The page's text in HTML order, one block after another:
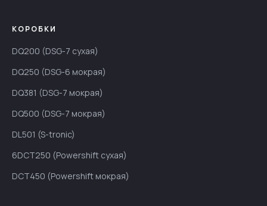
КОРОБКИ
DQ200 (DSG-7 сухая)
DQ250 (DSG-6 мокрая)
DQ381 (DSG-7 мокрая)
DQ500 (DSG-7 мокрая)
DL501 (S-tronic)
6DCT250 (Powershift сухая)
DCT450 (Powershift мокрая)